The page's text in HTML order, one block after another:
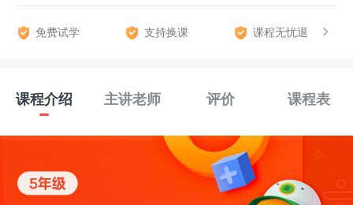
免费试学 支持换课 课程无忧退
课程介绍 主讲老师 评价 课程表